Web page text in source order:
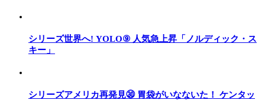
シリーズ世界へ! YOLO⑨ 人気急上昇「ノルディック・ス
キー」
シリーズアメリカ再発見㉚ 胃袋がいなないた！ ケンタッ